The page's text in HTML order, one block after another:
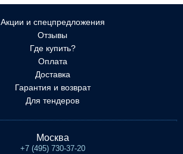
Акции и спецпредложения
Отзывы
Где купить?
Оплата
Доставка
Гарантия и возврат
Для тендеров
Москва
+7 (495) 730-37-20